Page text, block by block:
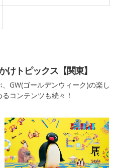
けトピックス【関東】
GW(ゴールデンウィーク)の楽し
コンテンツも続々！